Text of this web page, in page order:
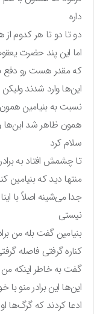
داره
دو تا دو تا هر کدوم از
اما این پند حضرت
که مقدر هست رو دفع
این‌ها وارد شدند
نسبت به بنیامین همون
همون ظاهر شد این‌ها
سلام کرد
تا چشمش افتاد به
منتها دید که بنیامین
جدا می‌شینه اصلاً با
نیستی
بنیامین گفت بله من
کناره گرفتی فاصله گرفتی
گفت به خاطر اینکه من
این‌ها این برادر منو با
ادعا کردند که گرگ‌ها او